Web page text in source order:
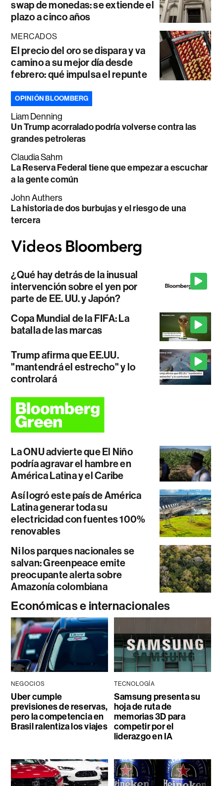
swap de monedas: se extiende el
plazo a cinco años
MERCADOS
El precio del oro se dispara y va
camino a su mejor día desde
febrero: qué impulsa el repunte
OPINIÓN BLOOMBERG
Liam Denning
Un Trump acorralado podría volverse contra las
grandes petroleras
Claudia Sahm
La Reserva Federal tiene que empezar a escuchar
a la gente común
John Authers
La historia de dos burbujas y el riesgo de una
tercera
¿Qué hay detrás de la inusual
intervención sobre el yen por
parte de EE. UU. y Japón?
Copa Mundial de la FIFA: La
batalla de las marcas
Trump afirma que EE.UU.
"mantendrá el estrecho" y lo
controlará
La ONU advierte que El Niño
podría agravar el hambre en
América Latina y el Caribe
Así logró este país de América
Latina generar toda su
electricidad con fuentes 100%
renovables
Ni los parques nacionales se
salvan: Greenpeace emite
preocupante alerta sobre
Amazonía colombiana
Económicas e internacionales
NEGOCIOS
Uber cumple
previsiones de reservas,
pero la competencia en
Brasil ralentiza los viajes
TECNOLOGÍA
Samsung presenta su
hoja de ruta de
memorias 3D para
competir por el
liderazgo en IA